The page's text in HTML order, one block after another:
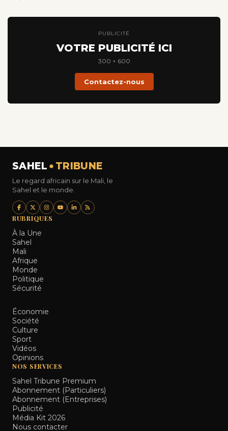
PUBLICITÉ
VOTRE PUBLICITÉ ICI
300 × 600
Contactez-nous
SAHEL TRIBUNE
Le regard africain sur le Mali, le
Sahel et le monde.
RUBRIQUES
À la Une
Sahel
Mali
Afrique
Monde
Politique
Sécurité
Économie
Société
Culture
Sport
Vidéos
Opinions
NOS SERVICES
Sahel Tribune Premium
Abonnement (Particuliers)
Abonnement (Entreprises)
Publicité
Média Kit 2026
Nous contacter